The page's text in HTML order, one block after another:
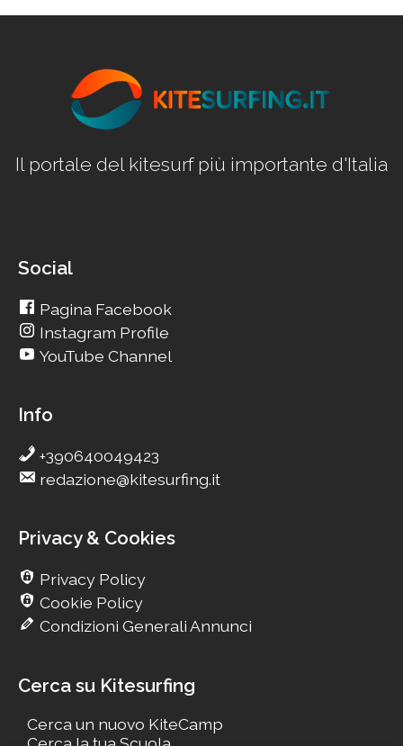
Il portale del kitesurf più importante d'Italia
Social
Pagina Facebook
Instagram Profile
YouTube Channel
Info
+390640049423
redazione@kitesurfing.it
Privacy & Cookies
Privacy Policy
Cookie Policy
Condizioni Generali Annunci
Cerca su Kitesurfing
Cerca un nuovo KiteCamp